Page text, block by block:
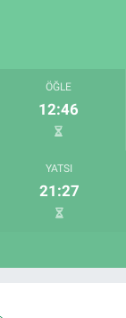
ÖĞLE
12:46
YATSI
21:27